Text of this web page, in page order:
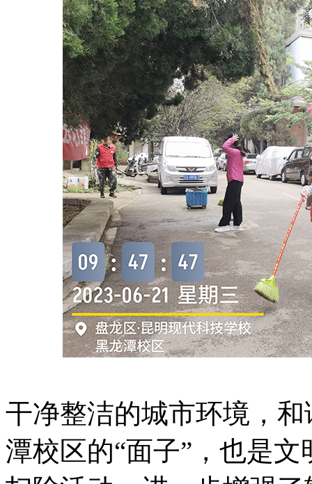
干净整洁的城市环境，
潭校区的“面子”，也是